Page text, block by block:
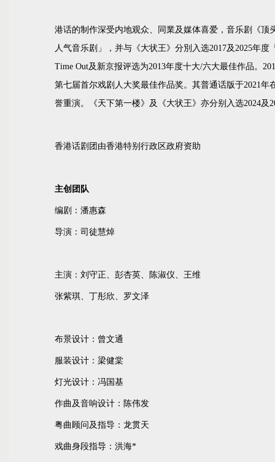
港话的制作深受内地观众、同業及媒体喜爱，音乐剧《顶
人气音乐剧」，并与《大状王》分別入选2017及2025年
Time Out及新京报评选为2013年度十大/六大最佳作品。
第七届首尔戏剧人大奖最佳作品奖。其普通话版于2021
誉重演。《天下第一楼》及《大状王》亦分别入选2024
香港话剧团由香港特别行政区政府资助
主创团队
编剧：潘惠森
导演：司徒慧焯
主演：刘守正、彭杏英、陈淑仪、王维
张紫琪、丁彤欣、罗文泽
布景设计：曾文通
服装设计：梁健棠
灯光设计：冯国基
作曲及音响设计：陈伟发
粤曲顾问及指导：龙贯天
戏曲身段指导：洪海*